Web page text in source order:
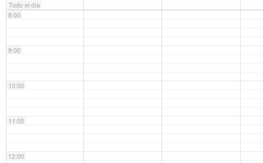
Todo el día
8:00
9:00
10:00
11:00
12:00